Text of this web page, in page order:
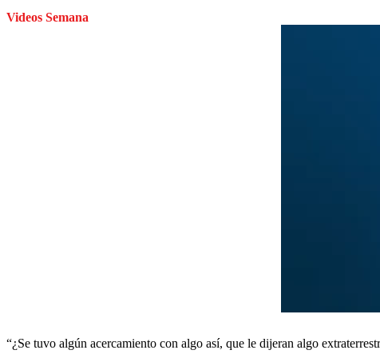
Videos Semana
“¿Se tuvo algún acercamiento con algo así, que le dijeran algo